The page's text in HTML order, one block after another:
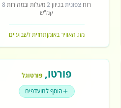
רוח צפוניתבכיוון2מעלות ובמהירות8
קמ"ש
מזג האוויר באומןתחזית לשבועיים
פורטו, פורטוגל
הוסף למועדפים